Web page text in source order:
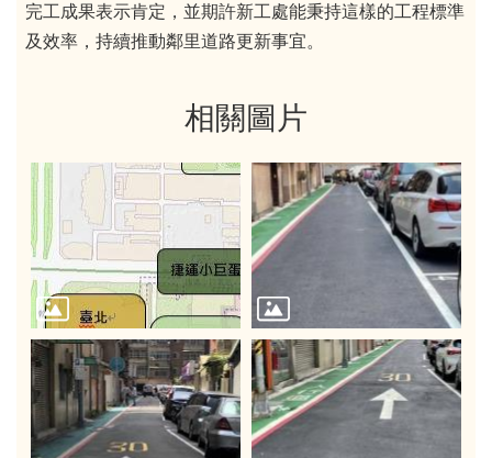
完工成果表示肯定，並期許新工處能秉持這樣的工程標準
及效率，持續推動鄰里道路更新事宜。
相關圖片